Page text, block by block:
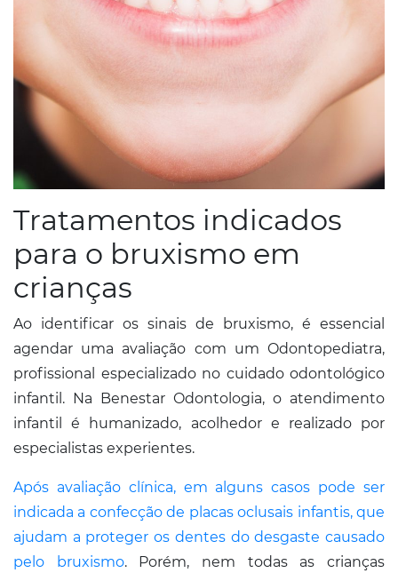
Tratamentos indicados
para o bruxismo em
crianças
Ao identificar os sinais de bruxismo, é essencial
agendar uma avaliação com um Odontopediatra,
profissional especializado no cuidado odontológico
infantil. Na Benestar Odontologia, o atendimento
infantil é humanizado, acolhedor e realizado por
especialistas experientes.
Após avaliação clínica, em alguns casos pode ser
indicada a confecção de placas oclusais infantis, que
ajudam a proteger os dentes do desgaste causado
pelo bruxismo. Porém, nem todas as crianças